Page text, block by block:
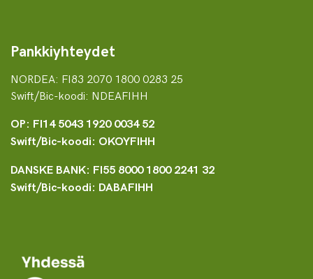
Pankkiyhteydet
NORDEA: FI83 2070 1800 0283 25
Swift/Bic-koodi: NDEAFIHH
OP: FI14 5043 1920 0034 52
Swift/Bic-koodi: OKOYFIHH
DANSKE BANK: FI55 8000 1800 2241 32
Swift/Bic-koodi: DABAFIHH